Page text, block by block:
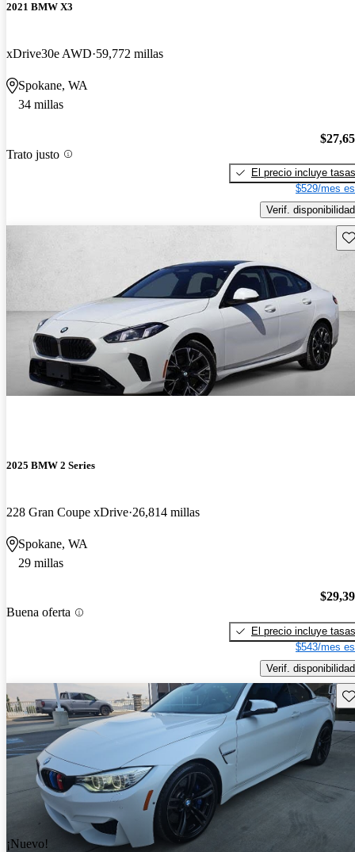
2021 BMW X3
xDrive30e AWD 59,772 millas
Spokane, WA
34 millas
Trato justo
El precio incluye tasas
$529/mes
Verif. disponibilidad
2025 BMW 2 Series
228 Gran Coupe xDrive 26,814 millas
Spokane, WA
29 millas
Buena oferta
El precio incluye tasas
$543/mes
Verif. disponibilidad
¡Nuevo!